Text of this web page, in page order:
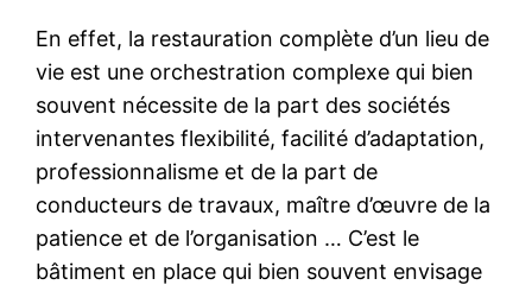
En effet, la restauration complète d’un lieu de
vie est une orchestration complexe qui bien
souvent nécessite de la part des sociétés
intervenantes flexibilité, facilité d’adaptation,
professionnalisme et de la part de
conducteurs de travaux, maître d’œuvre de la
patience et de l’organisation … C’est le
bâtiment en place qui bien souvent envisage